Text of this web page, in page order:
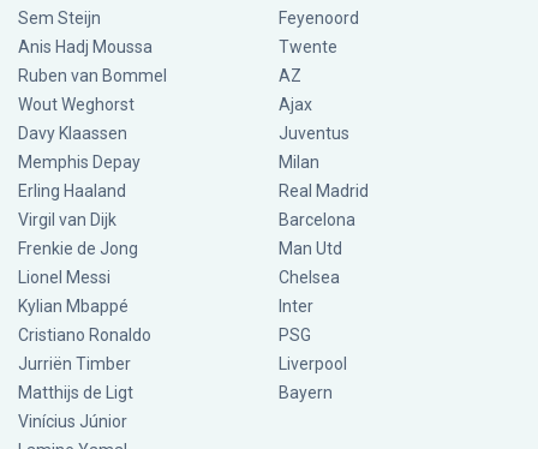
Sem Steijn
Anis Hadj Moussa
Ruben van Bommel
Wout Weghorst
Davy Klaassen
Memphis Depay
Erling Haaland
Virgil van Dijk
Frenkie de Jong
Lionel Messi
Kylian Mbappé
Cristiano Ronaldo
Jurriën Timber
Matthijs de Ligt
Vinícius Júnior
Feyenoord
Twente
AZ
Ajax
Juventus
Milan
Real Madrid
Barcelona
Man Utd
Chelsea
Inter
PSG
Liverpool
Bayern